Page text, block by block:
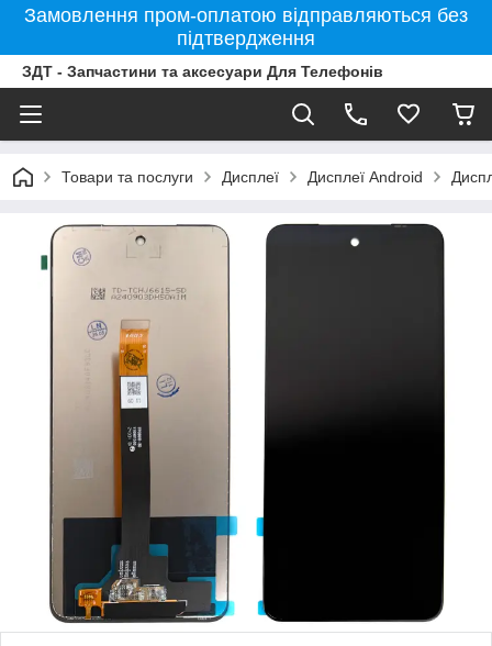
Замовлення пром-оплатою відправляються без
підтвердження
ЗДТ - Запчастини та аксесуари Для Телефонів
Товари та послуги Дисплеї Дисплеї Android